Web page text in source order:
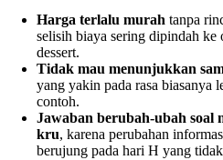
Harga terlalu murah tanpa
selisih biaya sering dipindah ke
dessert.
Tidak mau menunjukkan
yang yakin pada rasa biasanya
contoh.
Jawaban berubah-ubah soal
kru, karena perubahan
berujung pada hari H yang